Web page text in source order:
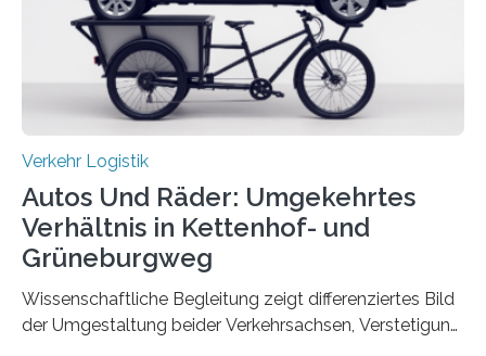
Verkehr Logistik
Autos Und Räder: Umgekehrtes
Verhältnis in Kettenhof- und
Grüneburgweg
Wissenschaftliche Begleitung zeigt differenziertes Bild
der Umgestaltung beider Verkehrsachsen, Verstetigung